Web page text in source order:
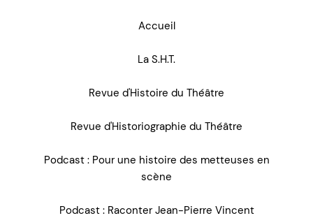
Accueil
La S.H.T.
Revue d'Histoire du Théâtre
Revue d'Historiographie du Théâtre
Podcast : Pour une histoire des metteuses en
scène
Podcast : Raconter Jean-Pierre Vincent